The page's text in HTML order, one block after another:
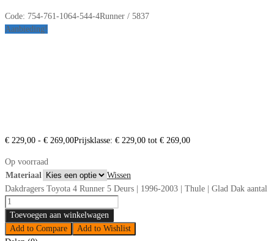
Code: 754-761-1064-544-4Runner / 5837
Aanbieding!
€ 229,00 - € 269,00Prijsklasse: € 229,00 tot € 269,00
Op voorraad
Materiaal
Wissen
Dakdragers Toyota 4 Runner 5 Deurs | 1996-2003 | Thule | Glad Dak aantal
Toevoegen aan winkelwagen
Add to Compare
Add to Wishlist